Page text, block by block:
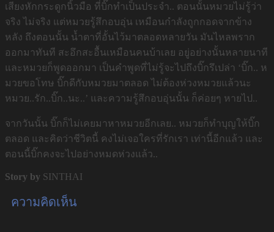
เสียงหักกระดูกนิ้วมือ ที่บิ๊กทำเป็นประจำ.. ตอนนั้นหมวยไม่รู้ว่า
จริง ไม่จริง แต่หมวยรู้สึกอบอุ่น เหมือนกำลังถูกกอดจากข้าง
หลัง ถึงตอนนั้น น้ำตาที่อั้นไว้มาตลอดหลายวัน มันไหลพราก
ออกมาทันที สะอึกสะอื้นเหมือนคนบ้าเลย อยู่อย่างนั้นหลายนาที
และหมวยก็พูดออกมา เป็นคำพูดที่ไม่รู้จะไปถึงบิ๊กรึเปล่า ‘บิ๊ก.. ห
มวยขอโทษ บิ๊กดีกับหมวยมาตลอด ไม่ต้องห่วงหมวยแล้วนะ
หมวย..รัก..บิ๊ก..นะ..’ และความรู้สึกอบอุ่นนั้น ก็ค่อยๆ หายไป..
จากวันนั้น บิ๊กก็ไม่เคยมาหาหมวยอีกเลย.. หมวยก็ทำบุญให้บิ๊ก
ตลอด และคิดว่าชีวิตนี้ คงไม่เจอใครที่รักเรา เท่านี้อีกแล้ว และ
ตอนนี้บิ๊กคงจะไปอย่างหมดห่วงแล้ว..
Story by SINTHAI
ความคิดเห็น